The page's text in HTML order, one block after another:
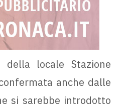
locale Stazione
anche dalle
si sarebbe introdotto